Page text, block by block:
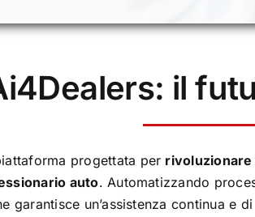
il
progettata per rivoluzionare
auto. Automatizzando
garantisce un’assistenza continua e di